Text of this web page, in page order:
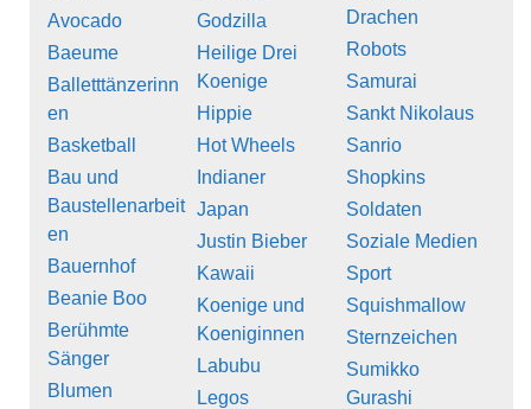
Avocado
Baeume
Balletttänzerinn
en
Basketball
Bau und
Baustellenarbeit
en
Bauernhof
Beanie Boo
Berühmte
Sänger
Blumen
Godzilla
Heilige Drei
Koenige
Hippie
Hot Wheels
Indianer
Japan
Justin Bieber
Kawaii
Koenige und
Koeniginnen
Labubu
Legos
Drachen
Robots
Samurai
Sankt Nikolaus
Sanrio
Shopkins
Soldaten
Soziale Medien
Sport
Squishmallow
Sternzeichen
Sumikko
Gurashi